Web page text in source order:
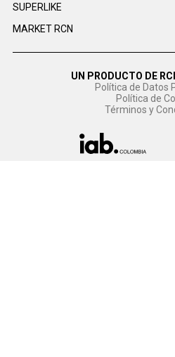
SUPERLIKE
MARKET RCN
UN PRODUCTO DE
Política de Datos
Política de
Términos y